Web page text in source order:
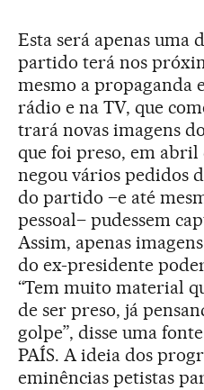
Esta será apenas uma
partido terá nos
mesmo a propaganda
rádio e na TV, que
trará novas imagens
que foi preso, em abril
negou vários pedidos
do partido –e até
pessoal– pudessem
Assim, apenas
do ex-presidente
“Tem muito material
de ser preso, já
golpe”, disse uma
PAÍS. A ideia dos
eminências petistas